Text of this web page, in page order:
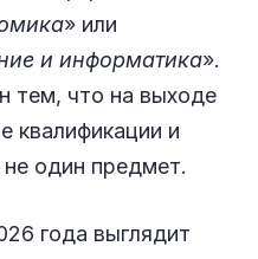
» или
и информатика».
тем, что на выходе
квалификации и
один предмет.
года выглядит